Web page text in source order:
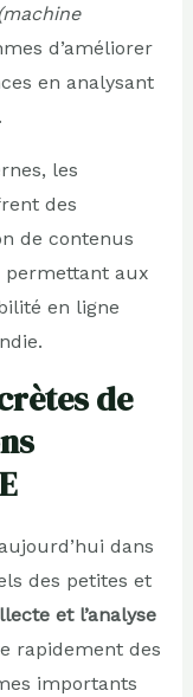
d’améliorer
en analysant
les
des
de contenus
aux
en ligne
de
dans
des petites et
et l’analyse
rapidement des
importants